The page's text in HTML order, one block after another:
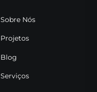
Sobre Nós
Projetos
Blog
Serviços